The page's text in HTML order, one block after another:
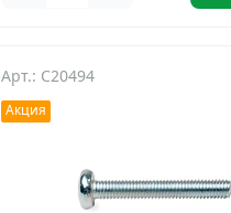
Арт.: C20494
Акция